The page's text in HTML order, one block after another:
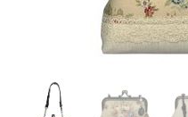
Zsebkendő tartók
Bankkártya tartók
Tolltartók